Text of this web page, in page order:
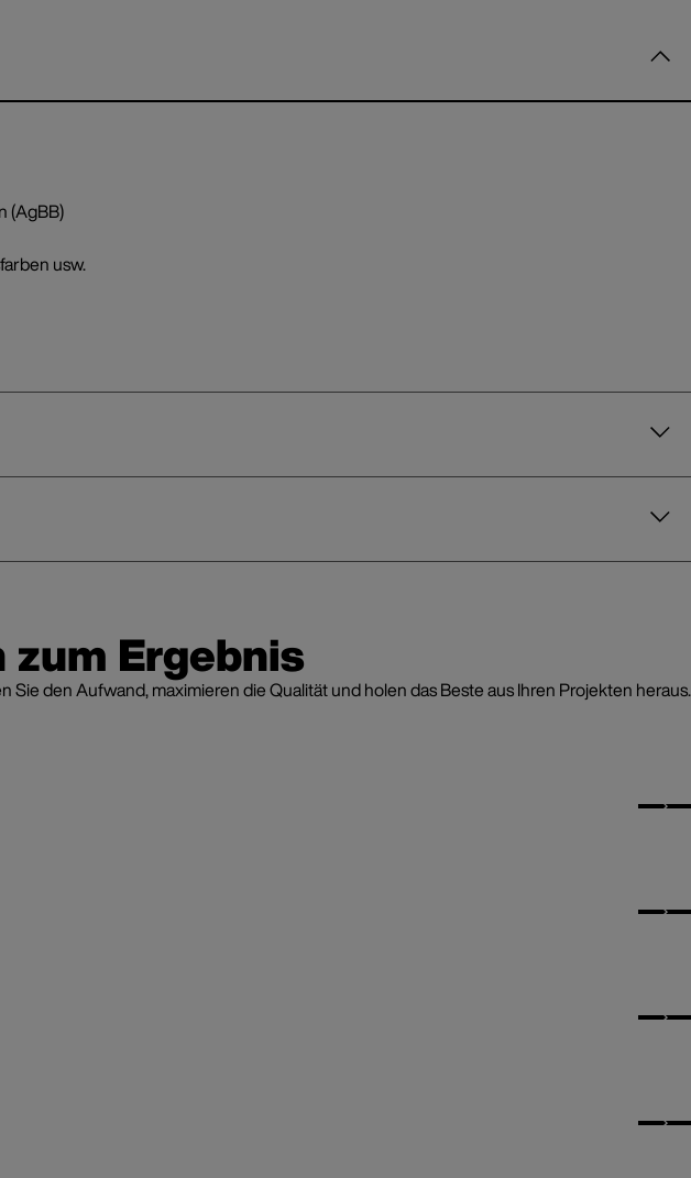
(AgBB)
usw.
Ergebnis
den Aufwand, maximieren die Qualität und holen das Beste aus Ihren Projekten heraus.